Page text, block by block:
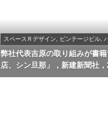
スペースＲデザイン, ビンテージビル,
弊社代表吉原の取り組みが書
店、シン旦那」，新建新聞社，